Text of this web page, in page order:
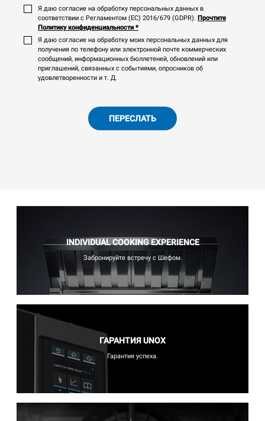
Я даю согласие на обработку персональных данных в
соответствии с Регламентом (ЕС) 2016/679 (GDPR). Прочтите
Политику конфиденциальности *
Я даю согласие на обработку моих персональных данных для
получения по телефону или электронной почте коммерческих
сообщений, информационных бюллетеней, обновлений или
приглашений, связанных с событиями, опросников об
удовлетворенности и т. Д.
ПЕРЕСЛАТЬ
INDIVIDUAL COOKING EXPERIENCE
Забронируйте встречу с Шефом.
ГАРАНТИЯ UNOX
Гарантия успеха.